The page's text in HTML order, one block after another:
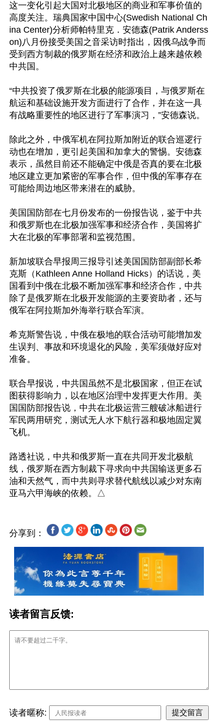
这一变化引起大国对北极地区的商业和军事价值的
高度关注。瑞典国家中国中心(Swedish National Ch
ina Center)分析师帕特里克．安德森(Patrik Anderss
on)八月份接受美国之音采访时指出，因俄乌战争而
受到西方制裁的俄罗斯在经济和政治上越来越依赖
中共国。
“中共投资了俄罗斯在北极的能源项目，与俄罗斯在
航运和基础设施开发方面进行了合作，并在这一具
有战略重要性的地区进行了军事演习，”安德森说。
除此之外，中俄军机在阿拉斯加附近的联合巡逻行
动也在增加，更引起美国和加拿大的警惕。安德森
表示，虽然目前还不能确定中俄是否真的要在北极
地区建立更加紧密的军事合作，但中俄的军事存在
可能给周边地区带来潜在的威胁。
美国国防部在七月份发布的一份报告说，鉴于中共
和俄罗斯也在北极加强军事和经济合作，美国将扩
大在北极的军事部署和监视范围。
新加坡联合早报周三报导引述美国国防部副部长希
克斯（Kathleen Anne Holland Hicks）的话说，美
国看到中俄在北极不断加强军事和经济合作，中共
除了是俄罗斯在北极开发能源的主要资助者，还与
俄军在阿拉斯加外海举行联合军演。
希克斯警告说，中俄在极地的联合活动可能增加发
生误判、事故和环境退化的风险，美军须做好应对
准备。
联合早报说，中共国虽然不是北极国家，但正在试
图获得影响力，以在地区治理中发挥更大作用。美
国国防部报告说，中共在北极运营三艘破冰船进行
军民两用研究，测试无人水下航行器和极地固定翼
飞机。
路透社说，中共和俄罗斯一直在共同开发北极航
线，俄罗斯在西方制裁下寻求向中共国输送更多石
油和天然气，而中共则寻求替代航线以减少对东南
分享到：
读者留言反馈:
读者暱称: